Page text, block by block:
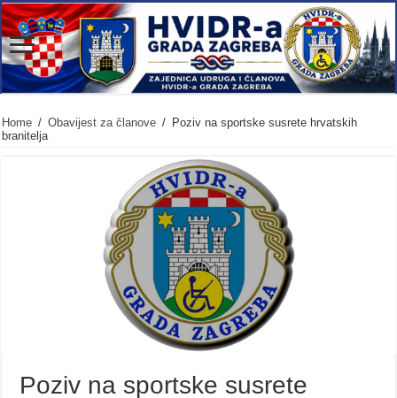
Home / Obavijest za članove / Poziv na sportske susrete hrvatskih
branitelja
Poziv na sportske susrete